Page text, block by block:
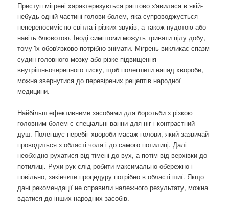
Приступ мігрені характеризується раптово з'явилася в якій-
небудь одній частині голови болем, яка супроводжується
непереносимістю світла і різких звуків, а також нудотою або
навіть блювотою. Іноді симптоми можуть тривати цілу добу,
тому їх обов'язково потрібно знімати. Мігрень викликає спазм
судин головного мозку або різке підвищення
внутрішньочерепного тиску, щоб полегшити напад хвороби,
можна звернутися до перевірених рецептів народної
медицини.
Найбільш ефективними засобами для боротьби з різкою
головним болем є спеціальні ванни для ніг і контрастний
душ. Полегшує перебіг хвороби масаж голови, який зазвичай
проводиться з області чола і до самого потилиці. Далі
необхідно рухатися від тімені до вух, а потім від верхівки до
потилиці. Рухи рук слід робити максимально обережно і
повільно, закінчити процедуру потрібно в області шиї. Якщо
дані рекомендації не справили належного результату, можна
вдатися до інших народних засобів.